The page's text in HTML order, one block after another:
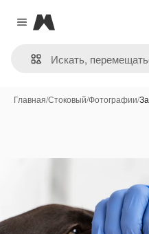
Close menu
Magnific
Главная/Стоковый/Фотографии/